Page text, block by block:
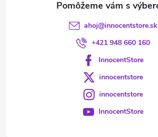
ahoj@innocentstore.sk
+421 948 660 160
InnocentStore
innocentstore
innocentstore
InnocentStore